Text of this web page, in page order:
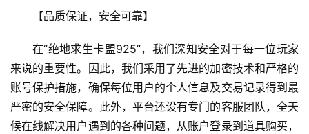
【品质保证，安全可靠】
在“绝地求生卡盟925”，我们深知安全对于每一位玩家
来说的重要性。因此，我们采用了先进的加密技术和严格的
账号保护措施，确保每位用户的个人信息及交易记录得到最
严密的安全保障。此外，平台还设有专门的客服团队，全天
候在线解决用户遇到的各种问题，从账户登录到道具购买，